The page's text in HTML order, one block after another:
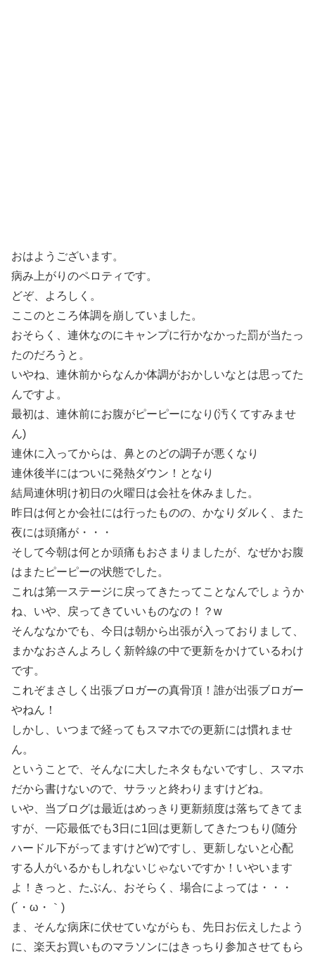
おはようございます。
病み上がりのペロティです。
どぞ、よろしく。
ここのところ体調を崩していました。
おそらく、連休なのにキャンプに行かなかった罰が当たっ
たのだろうと。
いやね、連休前からなんか体調がおかしいなとは思ってた
んですよ。
最初は、連休前にお腹がピーピーになり(汚くてすみませ
ん)
連休に入ってからは、鼻とのどの調子が悪くなり
連休後半にはついに発熱ダウン！となり
結局連休明け初日の火曜日は会社を休みました。
昨日は何とか会社には行ったものの、かなりダルく、また
夜には頭痛が・・・
そして今朝は何とか頭痛もおさまりましたが、なぜかお腹
はまたピーピーの状態でした。
これは第一ステージに戻ってきたってことなんでしょうか
ね、いや、戻ってきていいものなの！？w
そんななかでも、今日は朝から出張が入っておりまして、
まかなおさんよろしく新幹線の中で更新をかけているわけ
です。
これぞまさしく出張ブロガーの真骨頂！誰が出張ブロガー
やねん！
しかし、いつまで経ってもスマホでの更新には慣れませ
ん。
ということで、そんなに大したネタもないですし、スマホ
だから書けないので、サラッと終わりますけどね。
いや、当ブログは最近はめっきり更新頻度は落ちてきてま
すが、一応最低でも3日に1回は更新してきたつもり(随分
ハードル下がってますけどw)ですし、更新しないと心配
する人がいるかもしれないじゃないですか！いやいます
よ！きっと、たぶん、おそらく、場合によっては・・・
(´・ω・｀)
ま、そんな病床に伏せていながらも、先日お伝えしたよう
に、楽天お買いものマラソンにはきっちり参加させてもら